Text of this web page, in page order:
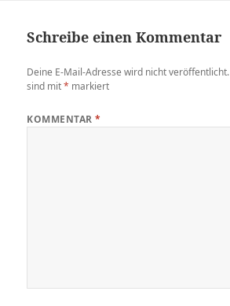
Schreibe einen Kommentar
Deine E-Mail-Adresse wird nicht veröffentlicht.
sind mit* markiert
KOMMENTAR*